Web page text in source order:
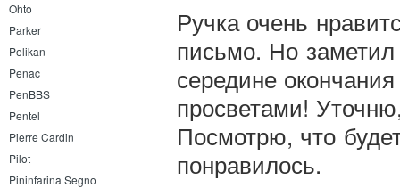
Ohto
Parker
Pelikan
Penac
PenBBS
Pentel
Pierre Cardin
Pilot
Pininfarina Segno
Ручка очень
письмо. Но
середине
просветами!
Посмотрю, что
понравилось.